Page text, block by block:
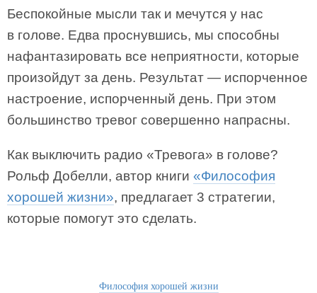
Беспокойные мысли так и мечутся у нас
в голове. Едва проснувшись, мы способны
нафантазировать все неприятности, которые
произойдут за день. Результат — испорченное
настроение, испорченный день. При этом
большинство тревог совершенно напрасны.
Как выключить радио «Тревога» в голове?
Рольф Добелли, автор книги «Философия
хорошей жизни», предлагает 3 стратегии,
которые помогут это сделать.
Философия хорошей жизни